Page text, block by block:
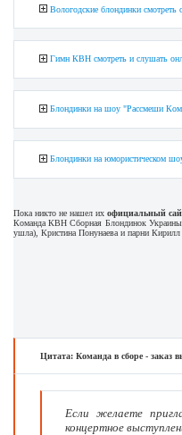
Вологодские блондинки смотреть
Гимн КВН смотреть и слушать
Блондинки на шоу "Рассмеши
Блондинки на юмористическом
Пока никто не нашел их официальный
Команда КВН Сборная Блондинок
ушла), Кристина Понунаева и парни
Цитата: Команда в сборе - заказ
Если желаете
концертное